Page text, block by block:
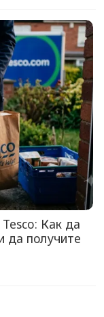
Как да
да получите